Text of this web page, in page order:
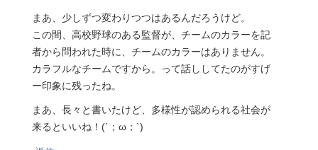
まあ、少しずつ変わりつつはあるんだろうけど。
この間、高校野球のある監督が、チームのカラーを記
者から問われた時に、チームのカラーはありません。
カラフルなチームですから。って話ししてたのがすげ
ー印象に残ったね。
まあ、長々と書いたけど、多様性が認められる社会が
来るといいね！(´；ω；`)